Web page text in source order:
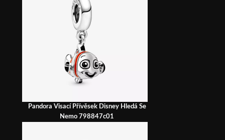
Pandora Visací Přívěsek Disney Hledá Se
Nemo 798847c01